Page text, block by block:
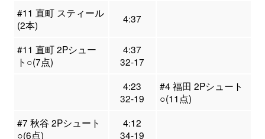
#11 直町 スティール
(2本)
4:37
#11 直町 2Pシュー
ト○(7点)
4:37
32-17
4:23
32-19
#4 福田 2Pシュート
○(11点)
#7 秋谷 2Pシュート
○(6点)
4:12
34-19